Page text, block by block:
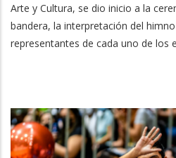
Arte y Cultura, se dio inicio a la
bandera, la interpretación del
representantes de cada uno de los